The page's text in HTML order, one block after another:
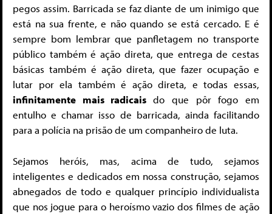
pegos assim. Barricada se faz diante de um inimigo que
está na sua frente, e não quando se está cercado. E é
sempre bom lembrar que panfletagem no transporte
público também é ação direta, que entrega de cestas
básicas também é ação direta, que fazer ocupação e
lutar por ela também é ação direta, e todas essas,
infinitamente mais radicaisdo que pôr fogo em
entulho e chamar isso de barricada, ainda facilitando
para a polícia na prisão de um companheiro de luta.
Sejamos heróis, mas, acima de tudo, sejamos
inteligentes e dedicados em nossa construção, sejamos
abnegados de todo e qualquer princípio individualista
que nos jogue para o heroísmo vazio dos filmes de ação